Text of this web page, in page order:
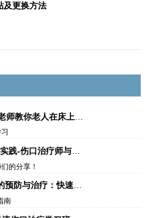
及更换方法
你老人在床上如何左右翻身
伤口治疗师与伤口专科
的分享！
南 – 中文版、英文版、芬兰语版、葡萄牙语版
南